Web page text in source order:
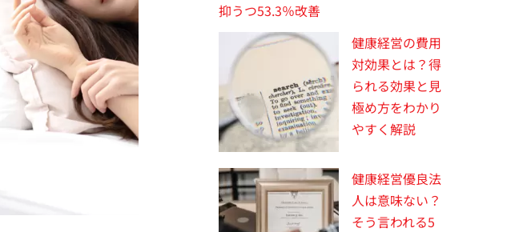
抑うつ53.3％改善
健康経営の費用
対効果とは？得
られる効果と見
極め方をわかり
やすく解説
健康経営優良法
人は意味ない？
そう言われる5